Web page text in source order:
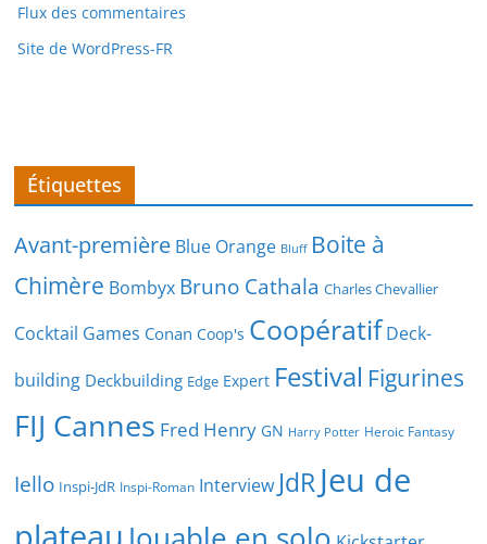
Flux des commentaires
Site de WordPress-FR
Étiquettes
Avant-première Blue Orange Bluff Boite à
Chimère Bombyx Bruno Cathala Charles Chevallier
Cocktail Games Conan Coop's Coopératif Deck-
building Deckbuilding Edge Expert Festival Figurines
FIJ Cannes Fred Henry GN Harry Potter Heroic Fantasy
Iello Inspi-JdR Inspi-Roman Interview JdRJeu de